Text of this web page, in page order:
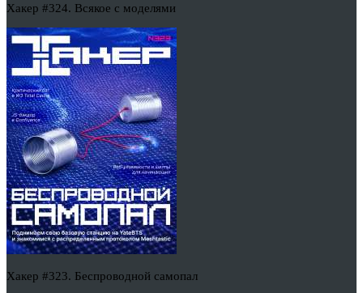
Хакер #324. Всякое с моделями
Хакер #323. Беспроводной самопал